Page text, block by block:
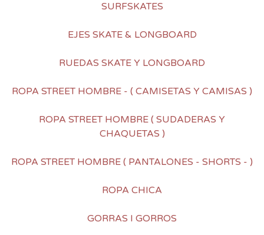
SURFSKATES
EJES SKATE & LONGBOARD
RUEDAS SKATE Y LONGBOARD
ROPA STREET HOMBRE - ( CAMISETAS Y CAMISAS )
ROPA STREET HOMBRE ( SUDADERAS Y
CHAQUETAS )
ROPA STREET HOMBRE ( PANTALONES - SHORTS - )
ROPA CHICA
GORRAS I GORROS